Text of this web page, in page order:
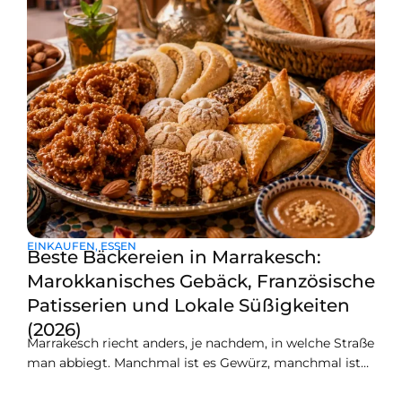
EINKAUFEN, ESSEN
Beste Bäckereien in Marrakesch:
Marokkanisches Gebäck, Französische
Patisserien und Lokale Süßigkeiten
(2026)
Marrakesch riecht anders, je nachdem, in welche Straße
man abbiegt. Manchmal ist es Gewürz, manchmal ist